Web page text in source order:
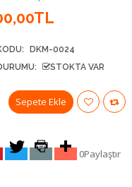
DKM-0024
STOKTA VAR
0Paylaştır